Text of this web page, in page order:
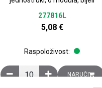
bijeli količina
277816L
5,08 €
Raspoloživost:
Okvir dekorativni Mosaic,
NARUČI